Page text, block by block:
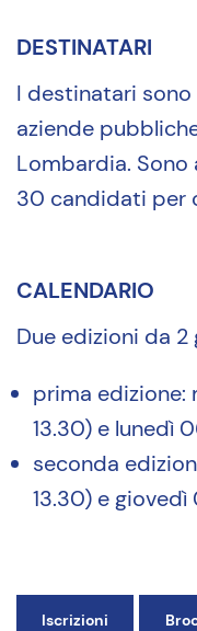
DESTINATARI
I destinatari
aziende
Lombardia.
30 candidati per
CALENDARIO
Due edizioni da 2
prima edizione:
13.30) e lunedì
seconda
13.30) e
Iscrizioni